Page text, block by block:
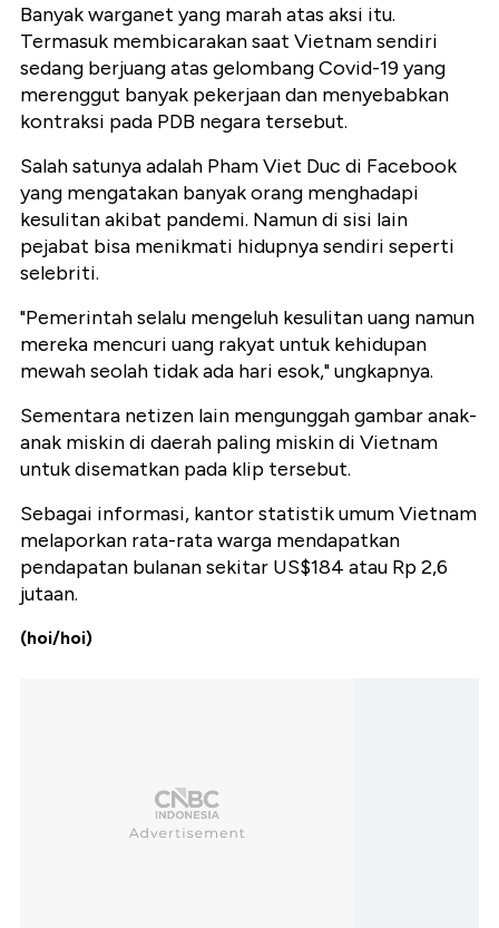
Banyak warganet yang marah atas aksi itu.
Termasuk membicarakan saat Vietnam sendiri
sedang berjuang atas gelombang Covid-19 yang
merenggut banyak pekerjaan dan menyebabkan
kontraksi pada PDB negara tersebut.
Salah satunya adalah Pham Viet Duc di Facebook
yang mengatakan banyak orang menghadapi
kesulitan akibat pandemi. Namun di sisi lain
pejabat bisa menikmati hidupnya sendiri seperti
selebriti.
"Pemerintah selalu mengeluh kesulitan uang namun
mereka mencuri uang rakyat untuk kehidupan
mewah seolah tidak ada hari esok," ungkapnya.
Sementara netizen lain mengunggah gambar anak-
anak miskin di daerah paling miskin di Vietnam
untuk disematkan pada klip tersebut.
Sebagai informasi, kantor statistik umum Vietnam
melaporkan rata-rata warga mendapatkan
pendapatan bulanan sekitar US$184 atau Rp 2,6
jutaan.
(hoi/hoi)